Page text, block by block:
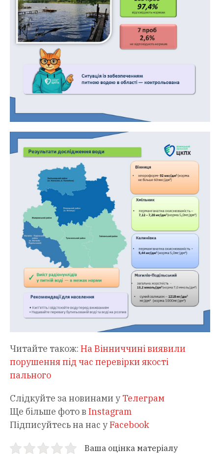
Читайте також: На Вінниччині виявили
порушення під час перевірки якості
пального
Слідкуйте за новинами у Телеграм
Ще більше фото в Instagram
Підписуйтесь на нас уFacebook
Ваша оцінка матеріалу